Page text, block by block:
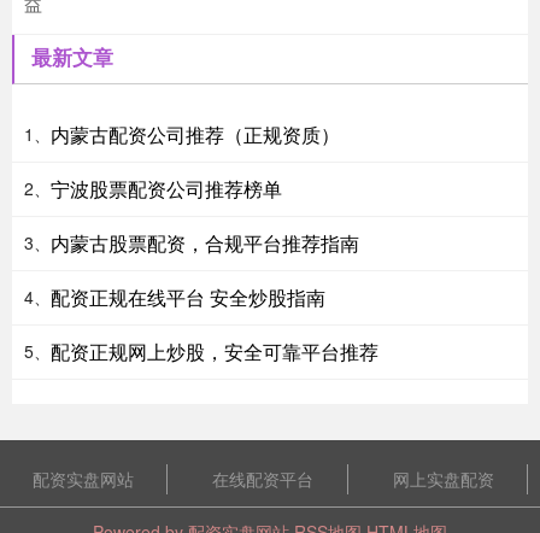
最新文章
1、 内蒙古配资公司推荐（正规资质）
2、 宁波股票配资公司推荐榜单
3、 内蒙古股票配资，合规平台推荐指南
4、 配资正规在线平台 安全炒股指南
5、 配资正规网上炒股，安全可靠平台推荐
配资实盘网站 在线配资平台 网上实盘配资